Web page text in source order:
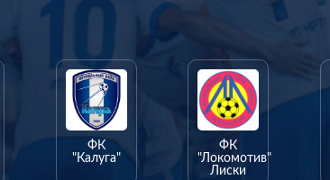
ФК
"Калуга"
ФК
"Локомотив"
Лиски